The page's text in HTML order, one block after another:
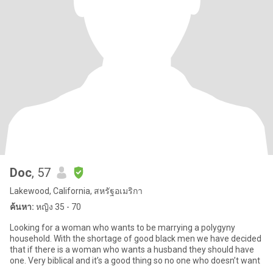
Doc, 57
Lakewood, California, สหรัฐอเมริกา
ค้นหา: หญิง 35 - 70
Looking for a woman who wants to be marrying a polygyny
household. With the shortage of good black men we have decided
that if there is a woman who wants a husband they should have
one. Very biblical and it’s a good thing so no one who doesn’t want